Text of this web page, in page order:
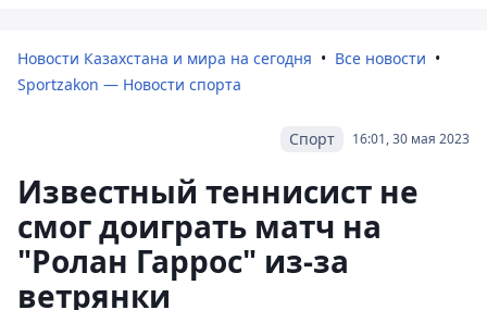
Новости Казахстана и мира на сегодня
Все новости
Sportzakon — Новости спорта
16:01, 30 мая 2023
Спорт
Известный теннисист не
смог доиграть матч на
"Ролан Гаррос" из-за
ветрянки